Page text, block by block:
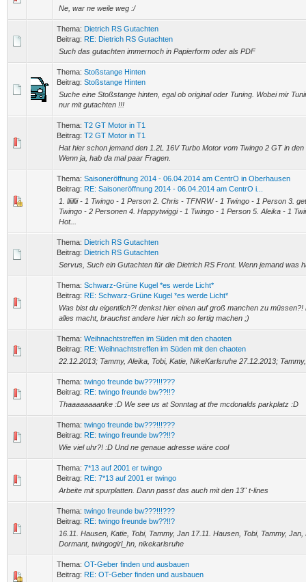
Ne, war ne weile weg :/
Thema: Dietrich RS Gutachten
Beitrag: RE: Dietrich RS Gutachten
Such das gutachten immernoch in Papierform oder als PDF
Thema: Stoßstange Hinten
Beitrag: Stoßstange Hinten
Suche eine Stoßstange hinten, egal ob original oder Tuning. Wobei mir
nur mit gutachten !!!
Thema: T2 GT Motor in T1
Beitrag: T2 GT Motor in T1
Hat hier schon jemand den 1.2L 16V Turbo Motor vom Twingo 2 GT in
Wenn ja, hab da mal paar Fragen.
Thema: Saisoneröffnung 2014 - 06.04.2014 am CentrO in Oberhausen
Beitrag: RE: Saisoneröffnung 2014 - 06.04.2014 am CentrO i...
1. lliillii - 1 Twingo - 1 Person 2. Chris - TFNRW - 1 Twingo - 1 Person 3.
Twingo - 2 Personen 4. Happytwiggi - 1 Twingo - 1 Person 5. Aleika - 1
Hot...
Thema: Dietrich RS Gutachten
Beitrag: Dietrich RS Gutachten
Servus, Such ein Gutachten für die Dietrich RS Front. Wenn jemand was
Thema: Schwarz-Grüne Kugel *es werde Licht*
Beitrag: RE: Schwarz-Grüne Kugel *es werde Licht*
Was bist du eigentlich?! denkst hier einen auf groß manchen zu müssen?!
alles macht, brauchst andere hier nich so fertig machen ;)
Thema: Weihnachtstreffen im Süden mit den chaoten
Beitrag: RE: Weihnachtstreffen im Süden mit den chaoten
22.12.2013; Tammy, Aleika, Tobi, Katie, NikeKarlsruhe 27.12.2013;
Thema: twingo freunde bw???!!!???
Beitrag: RE: twingo freunde bw??!!?
Thaaaaaaaanke :D We see us at Sonntag at the mcdonalds parkplatz :D
Thema: twingo freunde bw???!!!???
Beitrag: RE: twingo freunde bw??!!?
Wie viel uhr?! :D Und ne genaue adresse wäre cool
Thema: 7*13 auf 2001 er twingo
Beitrag: RE: 7*13 auf 2001 er twingo
Arbeite mit spurplatten. Dann passt das auch mit den 13" t-lines
Thema: twingo freunde bw???!!!???
Beitrag: RE: twingo freunde bw??!!?
16.11. Hausen, Katie, Tobi, Tammy, Jan 17.11. Hausen, Tobi, Tammy,
Dormant, twingogirl_hn, nikekarlsruhe
Thema: OT-Geber finden und ausbauen
Beitrag: RE: OT-Geber finden und ausbauen